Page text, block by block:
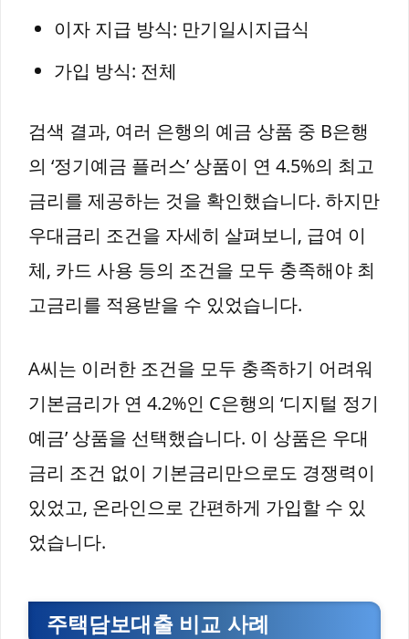
이자 지급 방식: 만기일시지급식
가입 방식: 전체
검색 결과, 여러 은행의 예금 상품 중 B은행
의 ‘정기예금 플러스’ 상품이 연 4.5%의 최고
금리를 제공하는 것을 확인했습니다. 하지만
우대금리 조건을 자세히 살펴보니, 급여 이
체, 카드 사용 등의 조건을 모두 충족해야 최
고금리를 적용받을 수 있었습니다.
A씨는 이러한 조건을 모두 충족하기 어려워
기본금리가 연 4.2%인 C은행의 ‘디지털 정기
예금’ 상품을 선택했습니다. 이 상품은 우대
금리 조건 없이 기본금리만으로도 경쟁력이
있었고, 온라인으로 간편하게 가입할 수 있
었습니다.
주택담보대출 비교 사례